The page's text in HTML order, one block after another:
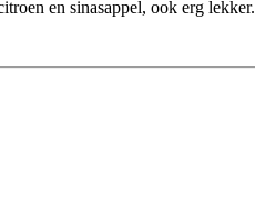
en sinasappel, ook erg lekker.